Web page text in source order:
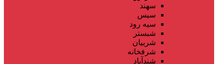
سهند
سیس
سیه رود
شبستر
شربیان
شرفخانه
شندآباد